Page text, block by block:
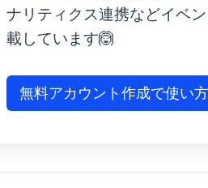
ナリティクス連携などイベ
載しています🙆
無料アカウント作成で使い